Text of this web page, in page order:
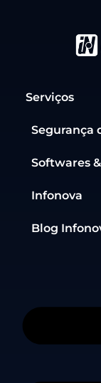
Serviços
Segurança
Softwares
Infonova
Blog